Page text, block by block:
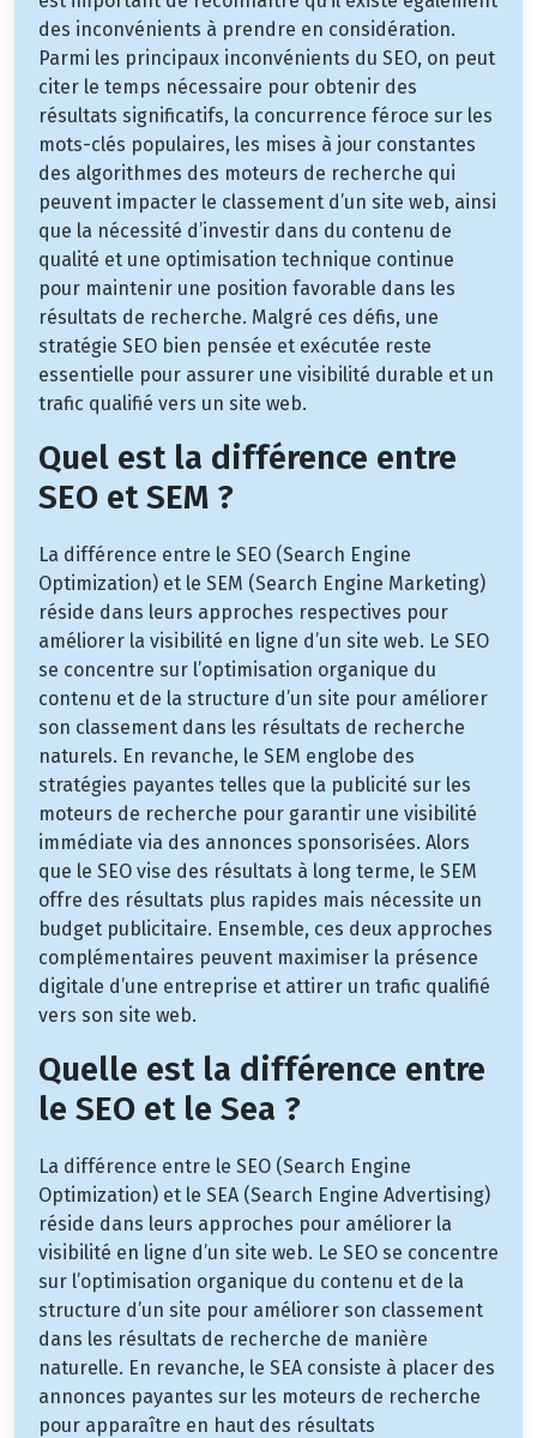
des inconvénients à prendre en considération.
Parmi les principaux inconvénients du SEO, on peut
citer le temps nécessaire pour obtenir des
résultats significatifs, la concurrence féroce sur les
mots-clés populaires, les mises à jour constantes
des algorithmes des moteurs de recherche qui
peuvent impacter le classement d’un site web, ainsi
que la nécessité d’investir dans du contenu de
qualité et une optimisation technique continue
pour maintenir une position favorable dans les
résultats de recherche. Malgré ces défis, une
stratégie SEO bien pensée et exécutée reste
essentielle pour assurer une visibilité durable et un
trafic qualifié vers un site web.
Quel est la différence entre
SEO et SEM ?
La différence entre le SEO (Search Engine
Optimization) et le SEM (Search Engine Marketing)
réside dans leurs approches respectives pour
améliorer la visibilité en ligne d’un site web. Le SEO
se concentre sur l’optimisation organique du
contenu et de la structure d’un site pour améliorer
son classement dans les résultats de recherche
naturels. En revanche, le SEM englobe des
stratégies payantes telles que la publicité sur les
moteurs de recherche pour garantir une visibilité
immédiate via des annonces sponsorisées. Alors
que le SEO vise des résultats à long terme, le SEM
offre des résultats plus rapides mais nécessite un
budget publicitaire. Ensemble, ces deux approches
complémentaires peuvent maximiser la présence
digitale d’une entreprise et attirer un trafic qualifié
vers son site web.
Quelle est la différence entre
le SEO et le Sea ?
La différence entre le SEO (Search Engine
Optimization) et le SEA (Search Engine Advertising)
réside dans leurs approches pour améliorer la
visibilité en ligne d’un site web. Le SEO se concentre
sur l’optimisation organique du contenu et de la
structure d’un site pour améliorer son classement
dans les résultats de recherche de manière
naturelle. En revanche, le SEA consiste à placer des
annonces payantes sur les moteurs de recherche
pour apparaître en haut des résultats